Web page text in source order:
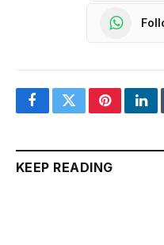
FacebookTwitterPinterest
KEEP READING